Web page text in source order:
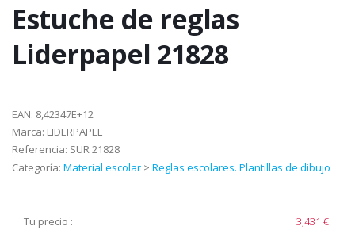
Estuche de reglas
Liderpapel 21828
EAN: 8,42347E+12
Marca: LIDERPAPEL
Referencia: SUR 21828
Categoría: Material escolar > Reglas escolares. Plantillas de dibujo
Tu precio : 3,431 €